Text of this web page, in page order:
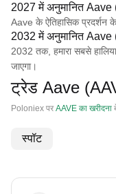
2027 में अनुमानित Aave
Aave के ऐतिहासिक प्रदर्शन
2032 में अनुमानित Aave
2032 तक, हमारा सबसे
जाएगा।
ट्रेड Aave
Poloniex पर AAVE का खरीदना
स्पॉट